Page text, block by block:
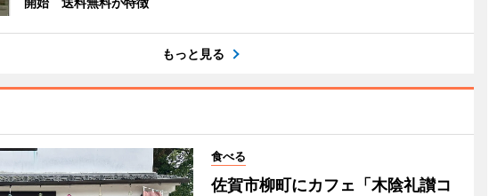
もっと見る
食べる
佐賀市柳町にカフェ「木陰礼讃コ